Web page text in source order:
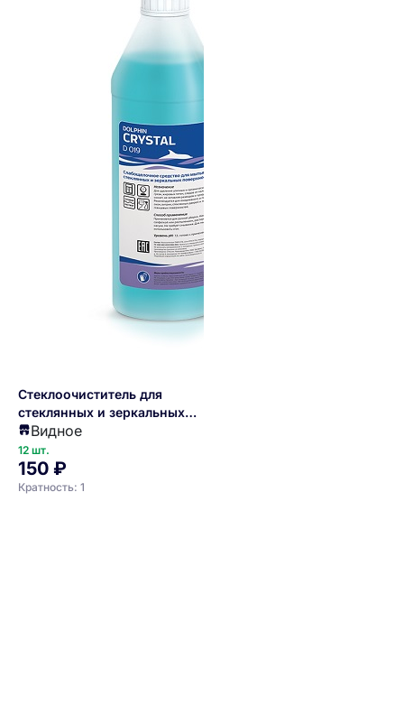
Стеклоочиститель для
стеклянных и зеркальных
поверхностей 1 л. нейтральный
ph 7 Crystal /1/12/
Видное
12 шт.
150 ₽
Кратность: 1